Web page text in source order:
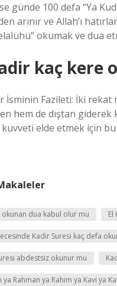
günde 100 defa “Ya
arınır ve Allah’ı
okumak ve dua
kaç kere
İsminin Fazileti: İki
hem de dıştan
elde etmek için
okunan dua kabul olur mu El
Kadir Suresi kaç defa
abdestsiz okunur mu
ya Rahman ya Rahim ya Kavi ya